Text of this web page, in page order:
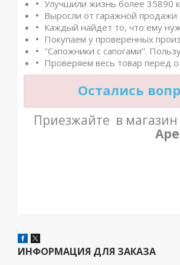
Улучшили жизнь более 35890
Выросли от гаражной продажи
Каждый найдет то, что ему
Покупаем у проверенных
"Сапожники с сапогами".
Проверяем весь товар перед
Остались
Приезжайте в магазин
ИНФОРМАЦИЯ ДЛЯ ЗАКАЗА